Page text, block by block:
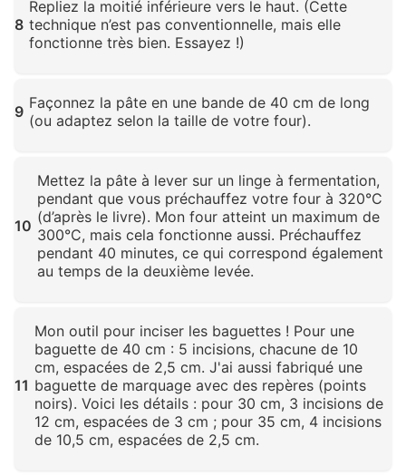
8
Repliez la moitié inférieure vers le haut. (Cette
technique n’est pas conventionnelle, mais elle
fonctionne très bien. Essayez !)
9 Façonnez la pâte en une bande de 40 cm de long
(ou adaptez selon la taille de votre four).
10
Mettez la pâte à lever sur un linge à fermentation,
pendant que vous préchauffez votre four à 320°C
(d’après le livre). Mon four atteint un maximum de
300°C, mais cela fonctionne aussi. Préchauffez
pendant 40 minutes, ce qui correspond également
au temps de la deuxième levée.
11
Mon outil pour inciser les baguettes ! Pour une
baguette de 40 cm : 5 incisions, chacune de 10
cm, espacées de 2,5 cm. J'ai aussi fabriqué une
baguette de marquage avec des repères (points
noirs). Voici les détails : pour 30 cm, 3 incisions de
12 cm, espacées de 3 cm ; pour 35 cm, 4 incisions
de 10,5 cm, espacées de 2,5 cm.